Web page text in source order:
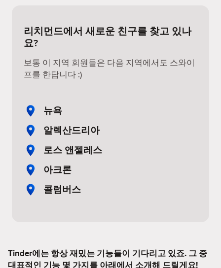
리치먼드에서 새로운 친구를 찾고 있나
요?
보통 이 지역 회원들은 다음 지역에서도 스와이
프를 한답니다 :)
뉴욕
알렉산드리아
로스 앤젤레스
아크론
콜럼버스
Tinder에는 항상 재밌는 기능들이 기다리고 있죠. 그 중
대표적인 기능 몇 가지를 아래에서 소개해 드릴게요!